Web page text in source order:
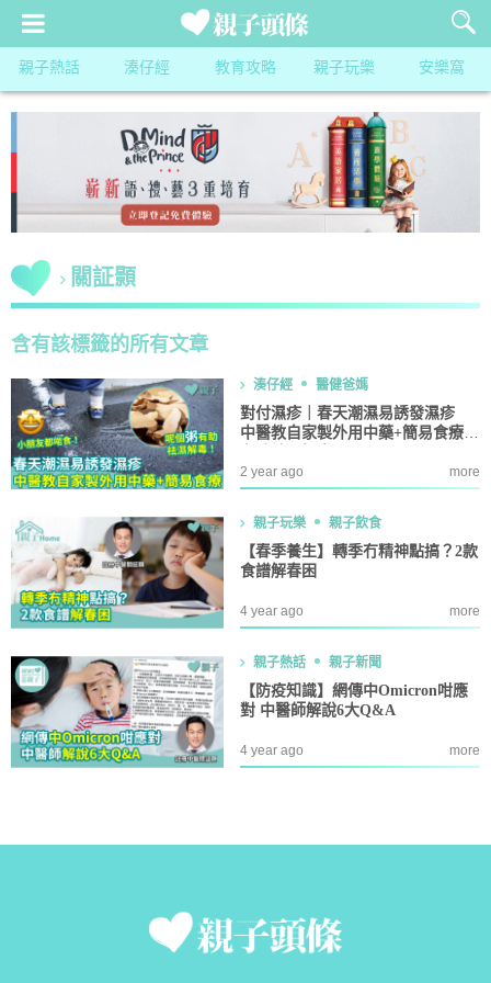
親子熱話 湊仔經 教育攻略 親子玩樂 安樂窩
關証顥
含有該標籤的所有文章
湊仔經 醫健爸媽
對付濕疹｜春天潮濕易誘發濕疹
中醫教自家製外用中藥+簡易食療
2 year ago more
親子玩樂 親子飲食
【春季養生】轉季冇精神點搞？2款
食譜解春困
4 year ago more
親子熱話 親子新聞
【防疫知識】網傳中Omicron咁應
對 中醫師解說6大Q&A
4 year ago more